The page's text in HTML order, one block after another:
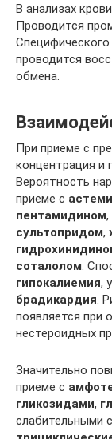
В анализах
Проводится
Специфического
проводится
обмена.
При приеме с
концентрация и
Вероятность
приеме с
пентамидином,
сультопридом,
соталолом.
гипокалиемия,
брадикардия.
появляется при
нестероидных
Значительно
приеме с
гликозидами,
слабительными